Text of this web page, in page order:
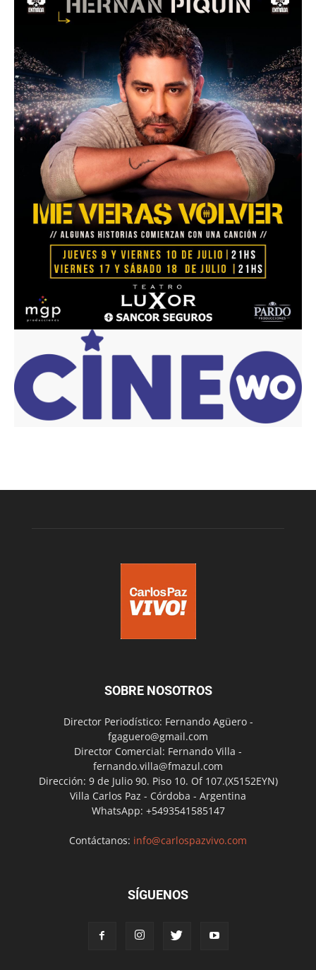
SOBRE NOSOTROS
Director Periodístico: Fernando Agüero -
fgaguero@gmail.com
Director Comercial: Fernando Villa -
fernando.villa@fmazul.com
Dirección: 9 de Julio 90. Piso 10. Of 107.(X5152EYN)
Villa Carlos Paz - Córdoba - Argentina
WhatsApp: +5493541585147
Contáctanos: info@carlospazvivo.com
SÍGUENOS